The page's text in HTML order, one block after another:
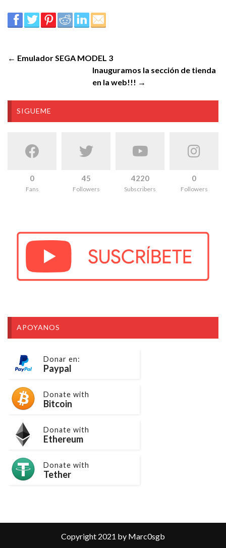
← Emulador SEGA MODEL 3
Inauguramos la sección de tienda
en la web!!! →
SIGUEME
0
Fans
45
Followers
4220
Subscribers
0
Followers
APOYANOS
Donar en:
Paypal
Donate with
Bitcoin
Donate with
Ethereum
Donate with
Tether
Copyright 2021 by Marc0sgb